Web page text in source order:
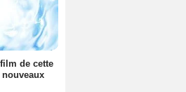
de cette